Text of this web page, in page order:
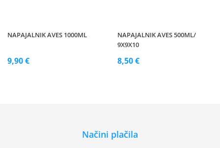
NAPAJALNIK AVES 1000ML
9,90 €
NAPAJALNIK AVES 500ML/
9X9X10
8,50 €
Načini plačila